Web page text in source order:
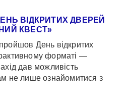
ВІДКРИТИХ ДВЕРЕЙ
КВЕСТ»
День відкритих
форматі —
дав можливість
не лише ознайомитися з